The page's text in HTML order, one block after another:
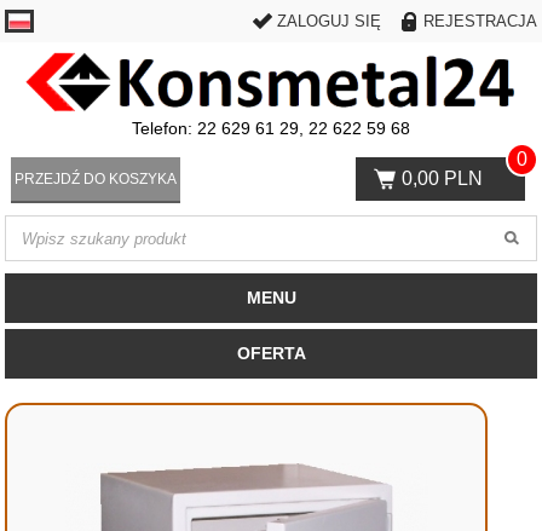
ZALOGUJ SIĘ REJESTRACJA
Telefon: 22 629 61 29, 22 622 59 68
0,00 PLN
0
PRZEJDŹ DO KOSZYKA
MENU
OFERTA